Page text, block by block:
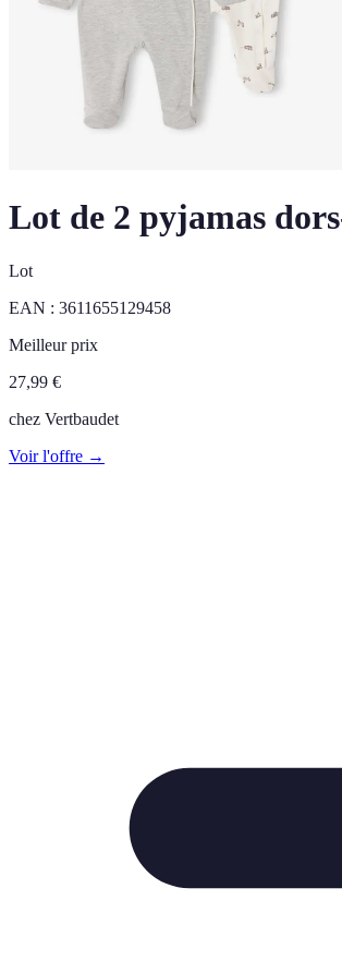
Lot de 2 pyjamas
Lot
EAN : 3611655129458
Meilleur prix
27,99 €
chez Vertbaudet
Voir l'offre →